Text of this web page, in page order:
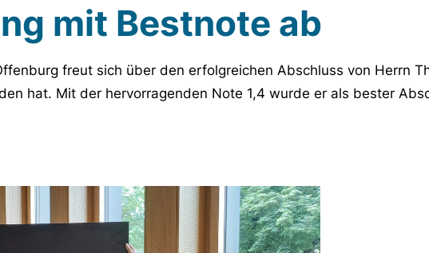
mit Bestnote ab
freut sich über den erfolgreichen Abschluss von Herrn
hat. Mit der hervorragenden Note 1,4 wurde er als bester